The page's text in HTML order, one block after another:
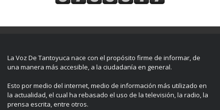
La Voz De Tantoyuca nace con el propósito firme de informar, de
una manera más accesible, a la ciudadanía en general.
Esto por medio del internet, medio de información más utilizado en
la actualidad, el cual ha rebasado el uso de la televisión, la radio, la
prensa escrita, entre otros.